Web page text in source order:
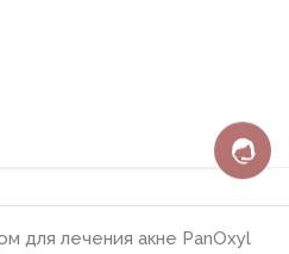
для лечения акне PanOxyl